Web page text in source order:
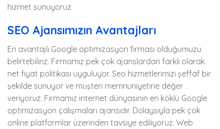
hizmet sunuyoruz.
SEO Ajansımızın Avantajları
En avantajlı Google optimizasyon firması olduğumuzu
belirtebiliriz. Firmamız pek çok ajanslardan farklı olarak
net fiyat politikası uyguluyor. Seo hizmetlerimizi şeffaf bir
şekilde sunuyor ve müşteri memnuniyetine değer
veriyoruz. Firmamız internet dünyasının en köklü Google
optimizasyon çalışmaları ajansıdır. Dolaysıyla pek çok
online platformlar üzerinden tavsiye ediliyoruz. Web